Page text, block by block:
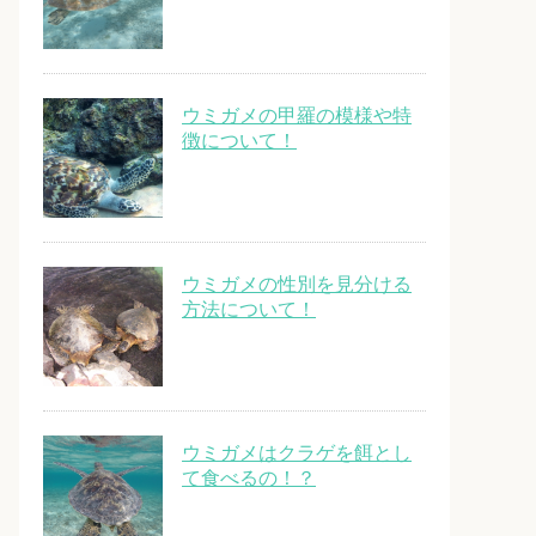
ウミガメの甲羅の模様や特
徴について！
ウミガメの性別を見分ける
方法について！
ウミガメはクラゲを餌とし
て食べるの！？